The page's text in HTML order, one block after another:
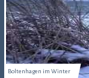
Boltenhagen im Winter